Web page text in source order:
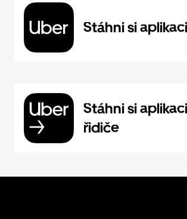
Stáhni si
Stáhni si
řidiče